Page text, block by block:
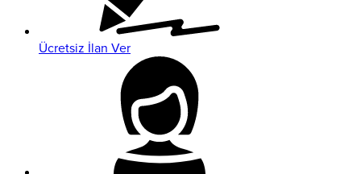
Ücretsiz İlan Ver